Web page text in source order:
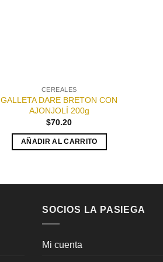
CEREALES
GALLETA DARE BRETON CON
AJONJOLÍ 200g
$70.20
AÑADIR AL CARRITO
SOCIOS LA PASIEGA
Mi cuenta